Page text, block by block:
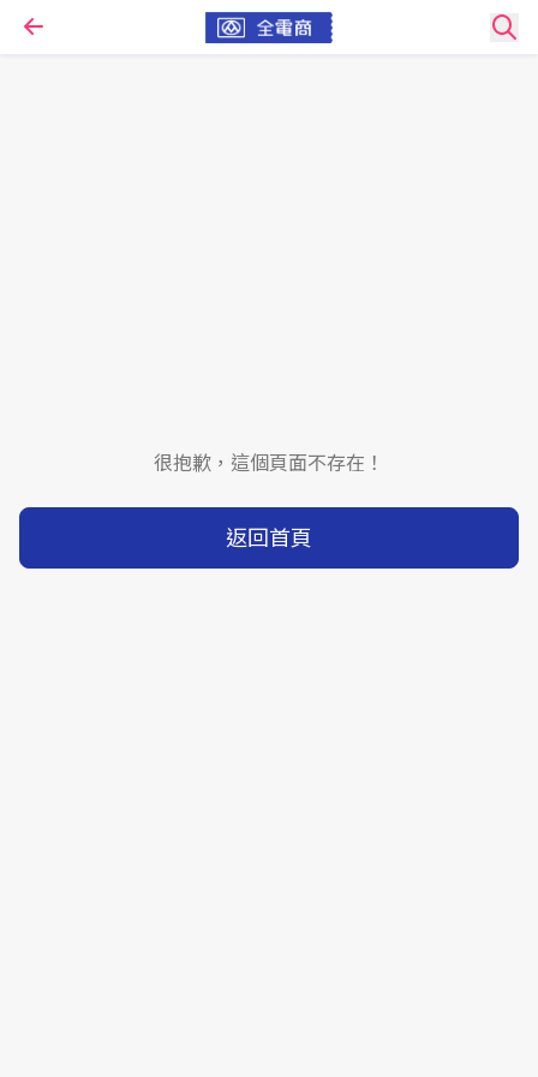
很抱歉，這個頁面不存在！
返回首頁